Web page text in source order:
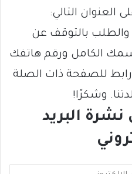
العنوان التالي:
bldtna3@gmail.com والطلب بالتوقف عن
الكامل ورقم هاتفك
للصفحة ذات الصلة
وشكرًا!
البريد